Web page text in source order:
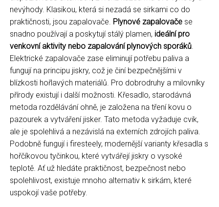
nevýhody. Klasikou, která si nezadá se sirkami co do
praktičnosti, jsou zapalovače. Plynové zapalovače se
snadno používají a poskytují stálý plamen, ideální pro
venkovní aktivity nebo zapalování plynových sporáků
Elektrické zapalovače zase eliminují potřebu paliva a
fungují na principu jiskry, což je činí bezpečnějšími v
blízkosti hořlavých materiálů. Pro dobrodruhy a milovníky
přírody existují i další možnosti. Křesadlo, starodávná
metoda rozdělávání ohně, je založena na tření kovu o
pazourek a vytváření jisker. Tato metoda vyžaduje cvik,
ale je spolehlivá a nezávislá na externích zdrojích paliva.
Podobně fungují i firesteely, modernější varianty křesadla s
hořčíkovou tyčinkou, které vytvářejí jiskry o vysoké
teplotě. Ať už hledáte praktičnost, bezpečnost nebo
spolehlivost, existuje mnoho alternativ k sirkám, které
uspokojí vaše potřeby.